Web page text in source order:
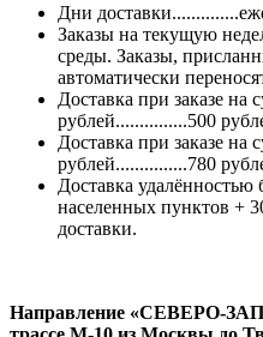
Дни
Заказы на текущую
среды. Заказы,
автоматически
Доставка при заказе на
рублей...............500
Доставка при заказе на
рублей...............780
Доставка удалённостью
населенных пунктов +
доставки.
Направление «СЕВЕРО-